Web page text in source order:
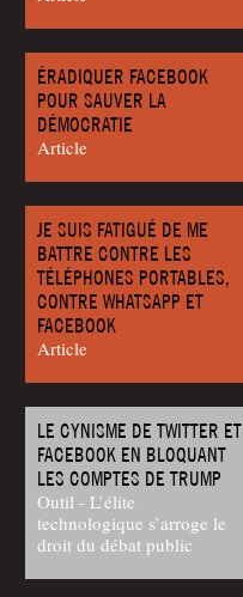
ÉRADIQUER FACEBOOK
POUR SAUVER LA
DÉMOCRATIE
Article
JE SUIS FATIGUÉ DE ME
BATTRE CONTRE LES
TÉLÉPHONES PORTABLES,
CONTRE WHATSAPP ET
FACEBOOK
Article
LE CYNISME DE TWITTER ET
FACEBOOK EN BLOQUANT
LES COMPTES DE TRUMP
Outil - L’élite
technologique s’arroge le
droit du débat public